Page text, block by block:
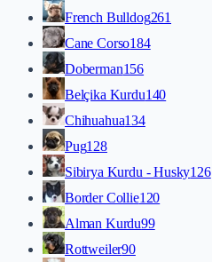
French Bulldog261
Cane Corso184
Doberman156
Belçika Kurdu140
Chihuahua134
Pug128
Sibirya Kurdu - Husky126
Border Collie120
Alman Kurdu99
Rottweiler90